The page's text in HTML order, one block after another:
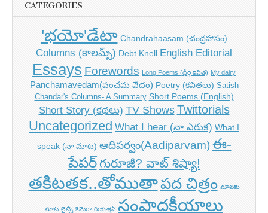
CATEGORIES
'భయో'డేటా Chandrahaasam (చంద్రహాసం)
Columns (కాలమ్స్) Debt Knell English Editorial
Essays Forewords Long Poems (ధీర్గ కవిత) My dairy
Panchamavedam(పంచమ వేదం) Poetry (కవితలు) Satish
Chandar's Columns- A Summary Short Poems (English)
Short Story (కథలు) TV Shows Twittorials
Uncategorized What I hear (నా ఎరుక) What I
speak (నా మాట) ఆదిపర్వం(Aadiparvam) ఈ-
పేపర్గురూజీ? వాట్ శిష్యా!
తకిటతక..తోముతాపద చిత్రం మాటకు
మాట లైట్స్-కెమెరా-రియాక్షన్ సంపాదకీయాలు